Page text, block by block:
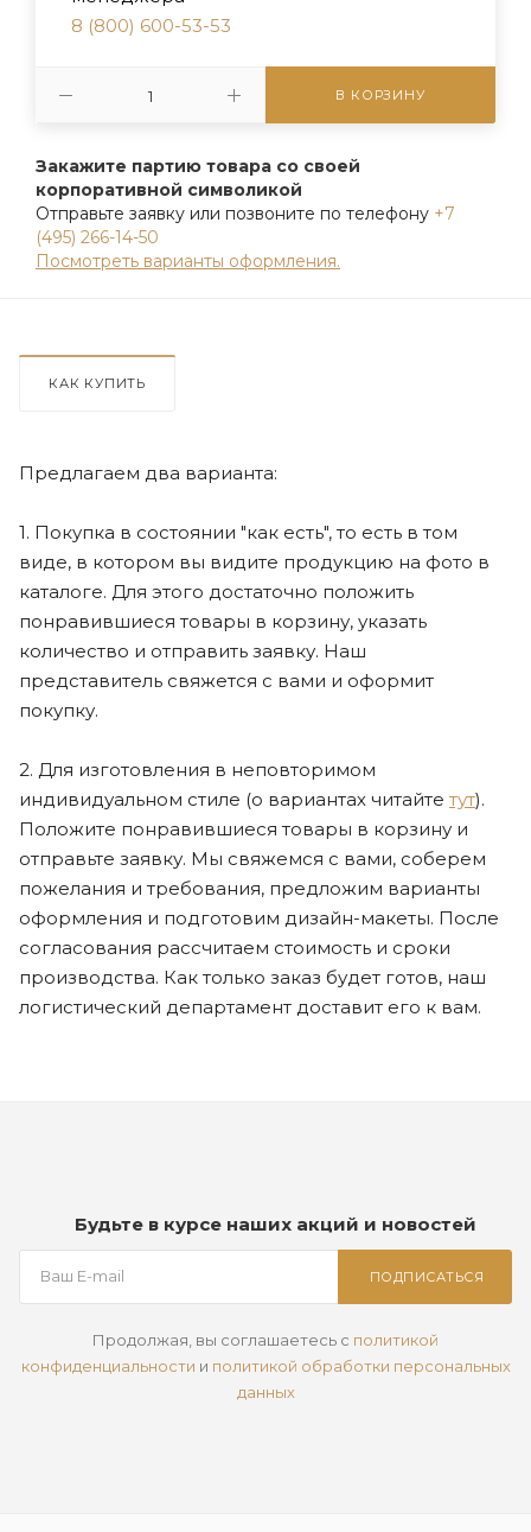
8 (800) 600-53-53
В КОРЗИНУ
Закажите партию товара со своей
корпоративной символикой
Отправьте заявку или позвоните по телефону +7
(495) 266-14-50
Посмотреть варианты оформления.
КАК КУПИТЬ
Предлагаем два варианта:
1. Покупка в состоянии "как есть", то есть в том
виде, в котором вы видите продукцию на фото в
каталоге. Для этого достаточно положить
понравившиеся товары в корзину, указать
количество и отправить заявку. Наш
представитель свяжется с вами и оформит
покупку.
2. Для изготовления в неповторимом
индивидуальном стиле (о вариантах читайте тут).
Положите понравившиеся товары в корзину и
отправьте заявку. Мы свяжемся с вами, соберем
пожелания и требования, предложим варианты
оформления и подготовим дизайн-макеты. После
согласования рассчитаем стоимость и сроки
производства. Как только заказ будет готов, наш
логистический департамент доставит его к вам.
Будьте в курсе наших акций и новостей
ПОДПИСАТЬСЯ
Продолжая, вы соглашаетесь с политикой
конфиденциальности и политикой обработки персональных
данных